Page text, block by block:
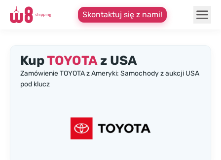
Skontaktuj się z nami!
KupTOYOTAz USA
Zamówienie TOYOTA z Ameryki: Samochody z aukcji USA
pod klucz